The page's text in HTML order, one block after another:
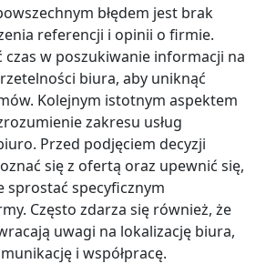
błędem jest brak
referencji i opinii o firmie.
w poszukiwanie informacji na
biura, aby uniknąć
Kolejnym istotnym aspektem
zakresu usług
Przed podjęciem decyzji
się z ofertą oraz upewnić się,
sprostać specyficznym
Często zdarza się również, że
uwagi na lokalizację biura,
i współpracę.